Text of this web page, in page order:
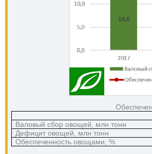
Валовый сбор овощей, млн тонн
Дефицит овощей, млн тонн
Обеспеченность овощами, %